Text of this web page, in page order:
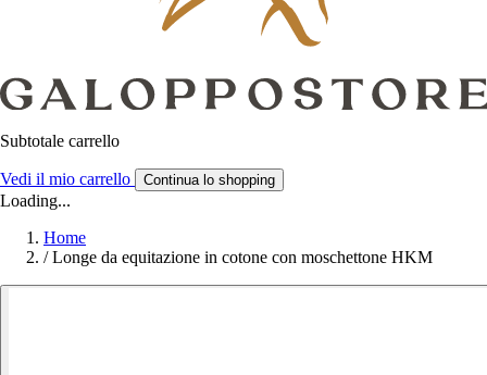
Subtotale carrello
Vedi il mio carrello Continua lo shopping
Loading...
Home
/ Longe da equitazione in cotone con moschettone HKM